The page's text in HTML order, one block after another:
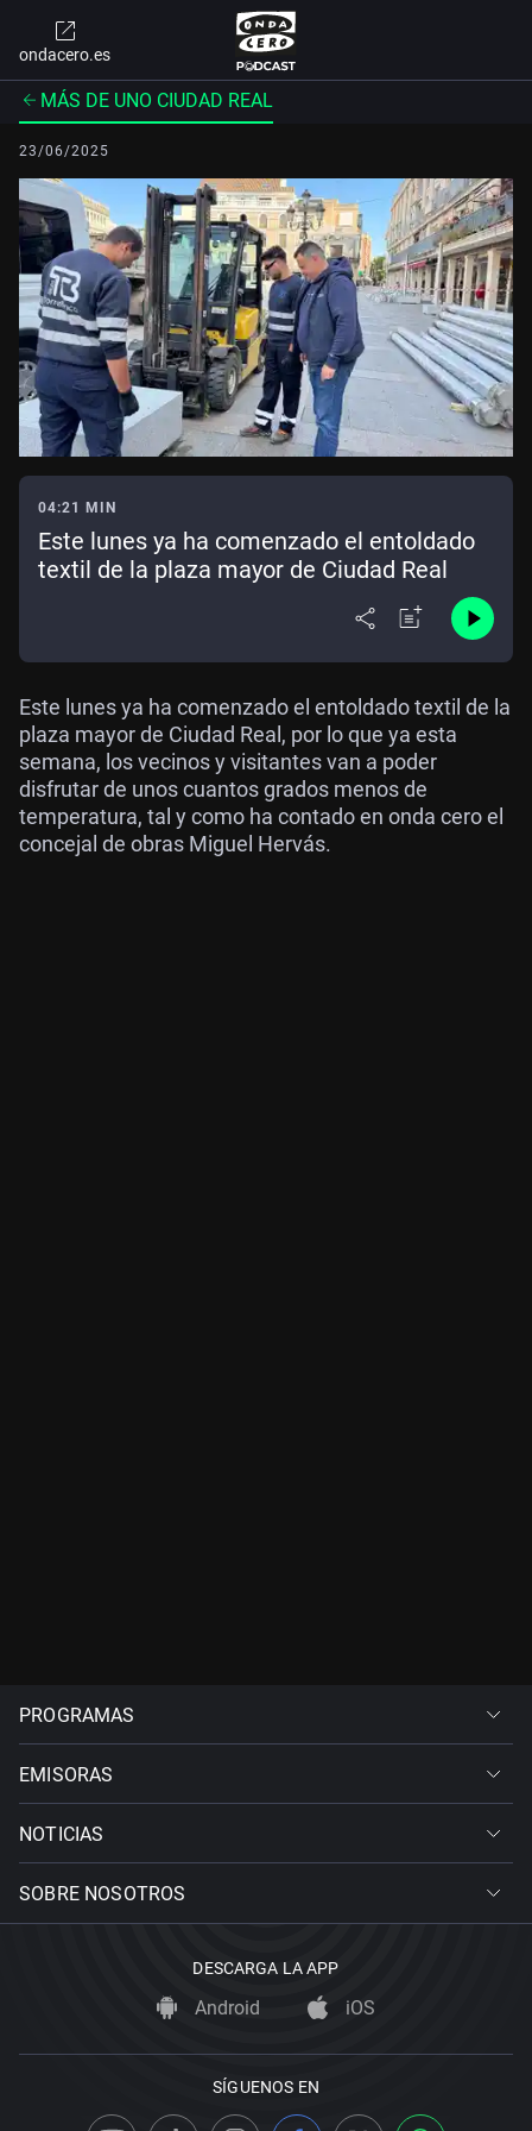
ondacero.es
MÁS DE UNO CIUDAD REAL
23/06/2025
04:21 MIN
Este lunes ya ha comenzado el entoldado
textil de la plaza mayor de Ciudad Real
Este lunes ya ha comenzado el entoldado textil de la
plaza mayor de Ciudad Real, por lo que ya esta
semana, los vecinos y visitantes van a poder
disfrutar de unos cuantos grados menos de
temperatura, tal y como ha contado en onda cero el
concejal de obras Miguel Hervás.
PROGRAMAS
EMISORAS
NOTICIAS
SOBRE NOSOTROS
DESCARGA LA APP
Android iOS
SÍGUENOS EN